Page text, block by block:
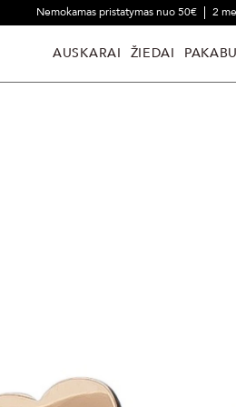
Nemokamas pristatymas nuo 50€ 2
AUSKARAI ŽIEDAI